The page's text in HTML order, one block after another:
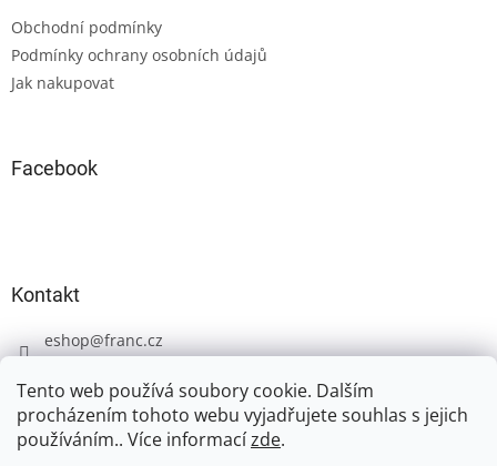
Tento web používá soubory cookie. Dalším
procházením tohoto webu vyjadřujete souhlas s jejich
používáním.. Více informacízde.
Obchodní podmínky
Podmínky ochrany osobních údajů
Jak nakupovat
Facebook
Kontakt
eshop@franc.cz